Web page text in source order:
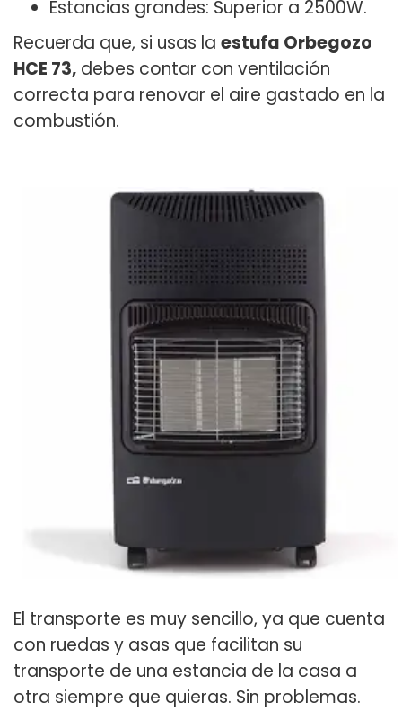
Estancias grandes: Superior a 2500W.
Recuerda que, si usas la estufa Orbegozo
HCE 73, debes contar con ventilación
correcta para renovar el aire gastado en la
combustión.​
El transporte es muy sencillo, ya que cuenta
con ruedas y asas que facilitan su
transporte de una estancia de la casa a
otra siempre que quieras. Sin problemas.